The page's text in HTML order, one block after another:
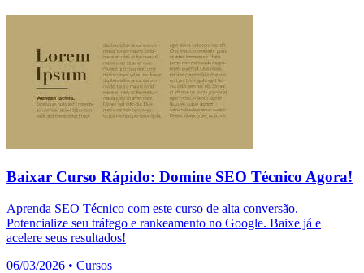
Baixar Curso Rápido: Domine SEO Técnico Agora!
Aprenda SEO Técnico com este curso de alta conversão.
Potencialize seu tráfego e rankeamento no Google. Baixe já e
acelere seus resultados!
06/03/2026 • Cursos